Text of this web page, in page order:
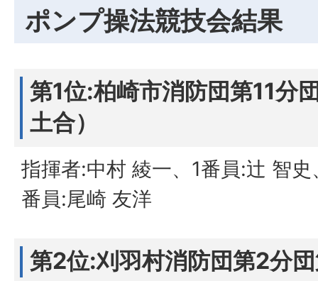
ポンプ操法競技会結果
第1位:柏崎市消防団第11分
土合）
指揮者:中村 綾一、1番員:辻 智
番員:尾崎 友洋
第2位:刈羽村消防団第2分